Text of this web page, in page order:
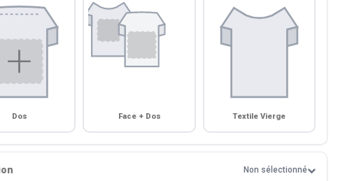
Dos Face + Dos Textile Vierge
Non sélectionné